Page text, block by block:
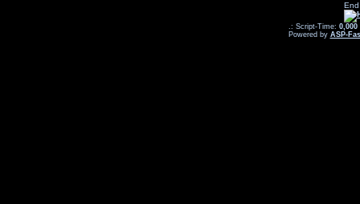
.: Script-Time: 0,000
Powered by ASP-